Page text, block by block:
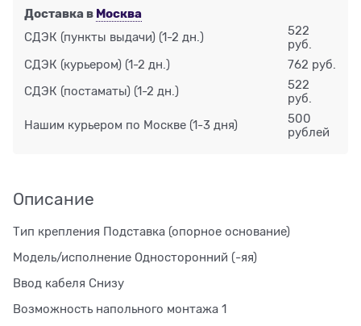
Доставка в Москва
СДЭК (пункты выдачи) (1-2 дн.)
522
руб.
СДЭК (курьером) (1-2 дн.) 762 руб.
СДЭК (постаматы) (1-2 дн.)
522
руб.
Нашим курьером по Москве (1-3 дня)
500
рублей
Описание
Тип крепления Подставка (опорное основание)
Модель/исполнение Односторонний (-яя)
Ввод кабеля Снизу
Возможность напольного монтажа 1